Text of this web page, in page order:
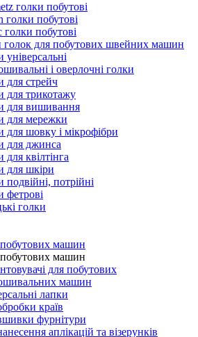
голки побутові
голки побутові
голки побутові
для побутових швейних машин
універсальні
і оверлочні голки
для стрейч
для трикотажу
для вишивання
для мережки
для шовку і мікрофібри
для джинса
для квілтінга
для шкіри
подвійні, потрійні
фетрові
голки
машин
машин
для побутових
машин
лапки
країв
фурнітури
аплікацій та візерунків